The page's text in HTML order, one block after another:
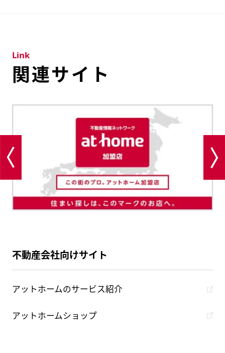
関連サイト
Link
不動産会社向けサイト
アットホームのサービス紹介
アットホームショップ